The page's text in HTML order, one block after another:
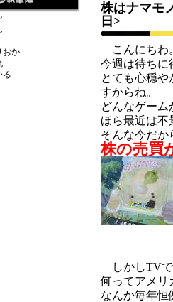
おか
る
株はナマモ
日>
こんにちわ
今週は待ちに
とても心穏
すからね。
どんなゲーム
ほら最近は不
そんな今だか
株の売買
しかしTVで
何ってアメリ
なんか毎年恒